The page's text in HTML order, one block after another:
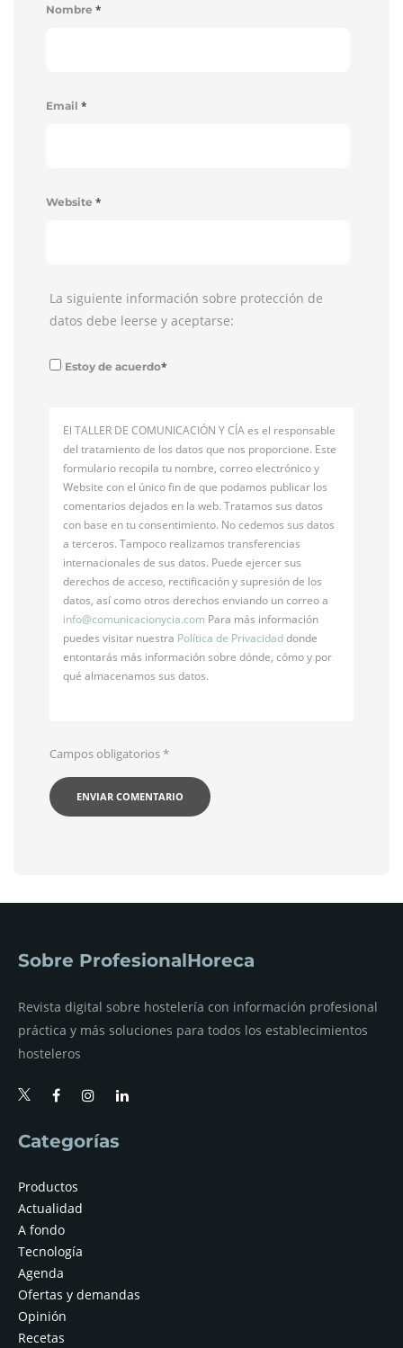
Nombre *
Email *
Website *
La siguiente información sobre protección de
datos debe leerse y aceptarse:
Estoy de acuerdo*
El TALLER DE COMUNICACIÓN Y CÍA es el responsable
del tratamiento de los datos que nos proporcione. Este
formulario recopila tu nombre, correo electrónico y
Website con el único fin de que podamos publicar los
comentarios dejados en la web. Tratamos sus datos
con base en tu consentimiento. No cedemos sus datos
a terceros. Tampoco realizamos transferencias
internacionales de sus datos. Puede ejercer sus
derechos de acceso, rectificación y supresión de los
datos, así como otros derechos enviando un correo a
info@comunicacionycia.com Para más información
puedes visitar nuestra Política de Privacidaddonde
entontarás más información sobre dónde, cómo y por
qué almacenamos sus datos.
Campos obligatorios*
Sobre ProfesionalHoreca
Revista digital sobre hostelería con información profesional
práctica y más soluciones para todos los establecimientos
hosteleros
Categorías
Productos
Actualidad
A fondo
Tecnología
Agenda
Ofertas y demandas
Opinión
Recetas